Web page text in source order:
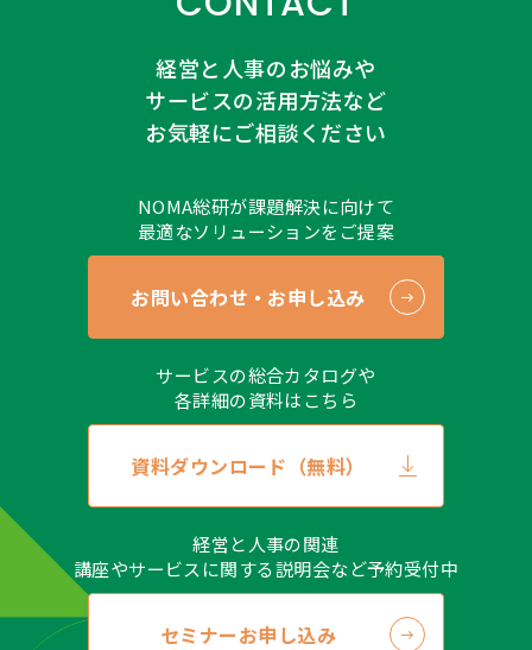
経営と人事のお悩みや
サービスの活用方法など
お気軽にご相談ください
NOMA総研が課題解決に向けて
最適なソリューションをご提案
お問い合わせ・お申し込み
サービスの総合カタログや
各詳細の資料はこちら
資料ダウンロード（無料）
経営と人事の関連
講座やサービスに関する説明会など予約受付中
セミナーお申し込み